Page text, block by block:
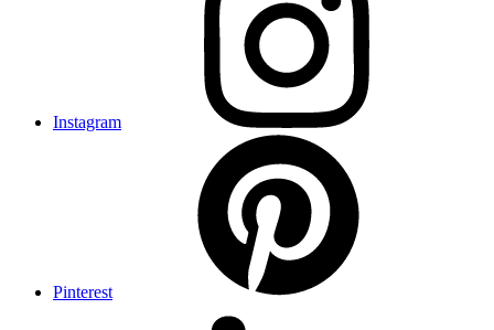
Instagram
Pinterest